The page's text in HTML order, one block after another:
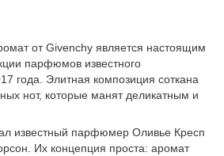
от Givenchy является настоящим
парфюмов известного
года. Элитная композиция соткана
нот, которые манят деликатным и
известный парфюмер Оливье Кресп
Их концепция проста: аромат